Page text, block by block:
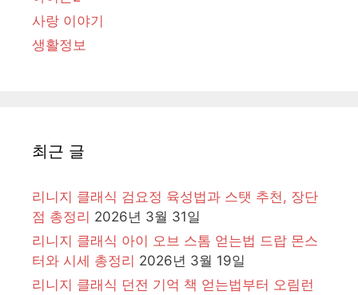
사랑 이야기
생활정보
최근 글
리니지 클래식 검요정 육성법과 스탯 추천, 장단
점 총정리 2026년 3월 31일
리니지 클래식 아이 오브 스톰 얻는법 드랍 몬스
터와 시세 총정리 2026년 3월 19일
리니지 클래식 던전 기억 책 얻는법부터 오림런